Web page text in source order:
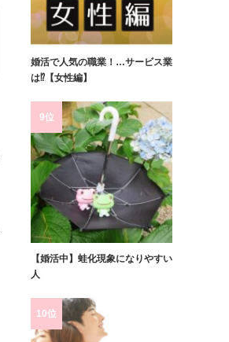
婚活で人気の職業！…サービス業
は⁉【女性編】
9位
【婚活中】蛙化現象になりやすい
人
10位